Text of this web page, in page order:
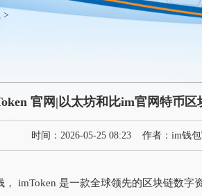
>
官网|以太坊和比im官网特币区
时间： 2026-05-25 08:23作者： im钱
imToken 是一款全球领先的区块链数